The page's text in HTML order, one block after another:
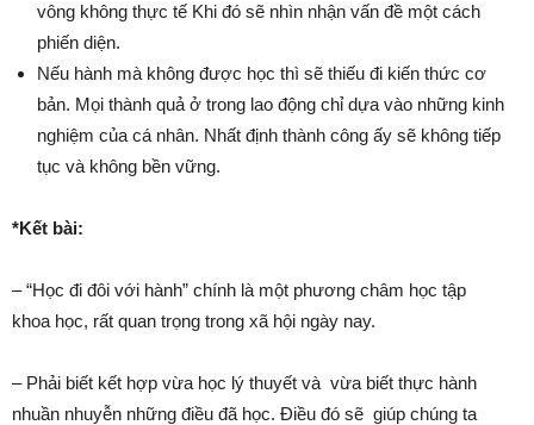
vông không thực tế Khi đó sẽ nhìn nhận vấn đề một cách
phiến diện.
Nếu hành mà không được học thì sẽ thiếu đi kiến thức cơ
bản. Mọi thành quả ở trong lao động chỉ dựa vào những kinh
nghiệm của cá nhân. Nhất định thành công ấy sẽ không tiếp
tục và không bền vững.
*Kết bài:
– “Học đi đôi với hành” chính là một phương châm học tập
khoa học, rất quan trọng trong xã hội ngày nay.
– Phải biết kết hợp vừa học lý thuyết và vừa biết thực hành
nhuần nhuyễn những điều đã học. Điều đó sẽ giúp chúng ta